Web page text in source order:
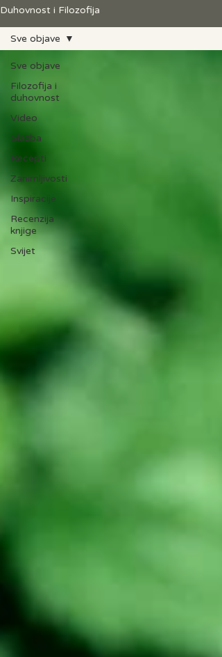
Duhovnost i Filozofija
Sve objave
Filozofija i
duhovnost
Video
Glazba
Recepti
Zanimljivosti
Inspiracije
Recenzija
knjige
Svijet
Sve objave